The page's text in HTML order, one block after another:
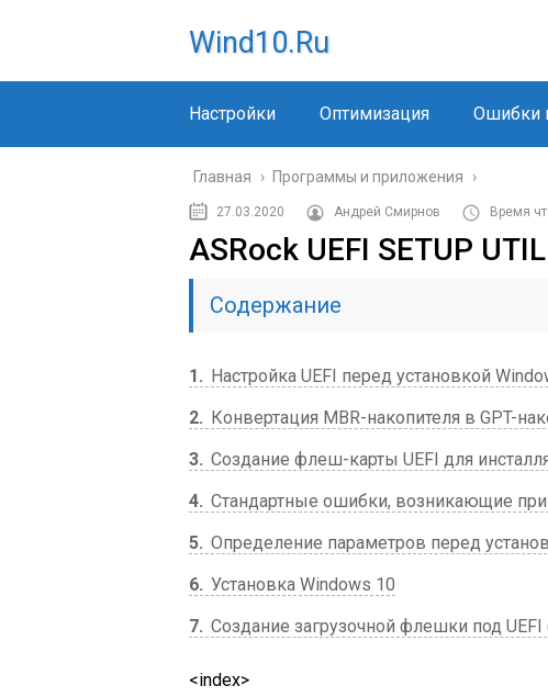
Wind10.ru
Настройки Оптимизация Ошибки
Главная › Программы и приложения ›
27.03.2020 Андрей Смирнов Время
ASRock UEFI SETUP
Содержание
1
Настройка UEFI перед установкой
2
Конвертация MBR-накопителя в GPT-
3 Создание флеш-карты UEFI для
4 Стандартные ошибки, возникающие при
5 Определение параметров перед
6 Установка Windows 10
7 Создание загрузочной флешки под UEFI
<index>